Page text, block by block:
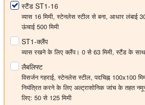
स्टैंड ST1-16
व्यास 16 मिमी, स्टेनलेस स्टील से बना, आधार लंबाई
ऊंचाई 500 मिमी
ST1-क्लैंप
व्यास रखने के लिए क्लैंप। 0 से 63 मिमी, स्टैंड के
लैबलिफ्ट
विसर्जन गहराई, स्टेनलेस स्टील, पदचिह्न 100x100
नियंत्रित करने के लिए अल्ट्रासोनिक जांच के तहत
लिए: 50 से 125 मिमी